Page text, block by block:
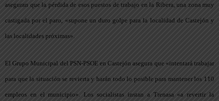
aseguran que la pérdida de esos puestos de trabajo en la Ribera, una zona muy
castigada por el paro, «supone un duro golpe para la localidad de Castejón y
las localidades próximas».
El Grupo Municipal del PSN-PSOE en Castejón asegura que «intentará trabajar
para que la situación se revierta y harán todo lo posible para mantener los 110
empleos en el municipio». Los socialistas instan a Trenasa «a revertir la